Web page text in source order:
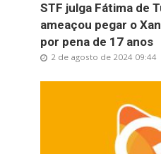
STF julga Fátima de
ameaçou pegar o
por pena de 17 anos
2 de agosto de 2024 09:44